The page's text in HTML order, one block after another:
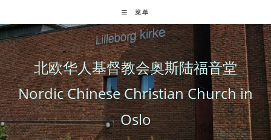
to
content
菜单
北欧华人基督教会奥斯陆福音堂
Nordic Chinese Christian Church in
Oslo